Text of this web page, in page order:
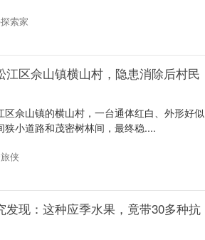
索家
江区佘山镇横山村，隐患消除后村民
佘山镇的横山村，一台通体红白、外形好似
狭小道路和茂密树林间，最终稳....
侠
发现：这种应季水果，竟带30多种抗